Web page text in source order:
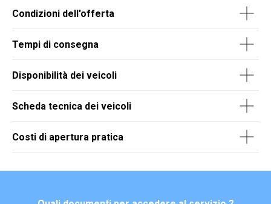
Condizioni dell'offerta
Tempi di consegna
Disponibilità dei veicoli
Scheda tecnica dei veicoli
Costi di apertura pratica